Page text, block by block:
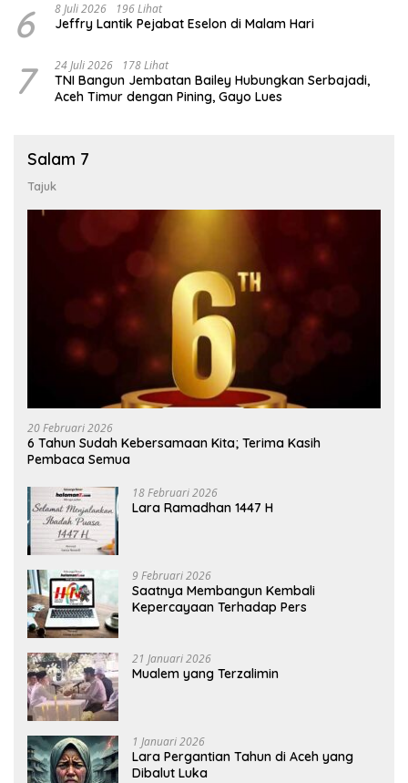
6 8 Juli 2026 196 Lihat
Jeffry Lantik Pejabat Eselon di Malam Hari
7 24 Juli 2026 178 Lihat
TNI Bangun Jembatan Bailey Hubungkan Serbajadi,
Aceh Timur dengan Pining, Gayo Lues
Salam 7
Tajuk
20 Februari 2026
6 Tahun Sudah Kebersamaan Kita; Terima Kasih
Pembaca Semua
18 Februari 2026
Lara Ramadhan 1447 H
9 Februari 2026
Saatnya Membangun Kembali
Kepercayaan Terhadap Pers
21 Januari 2026
Mualem yang Terzalimin
1 Januari 2026
Lara Pergantian Tahun di Aceh yang
Dibalut Luka